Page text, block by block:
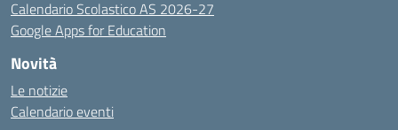
Calendario Scolastico AS 2026-27
Google Apps for Education
Novità
Le notizie
Calendario eventi